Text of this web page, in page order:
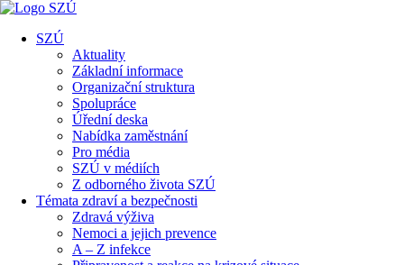
SZÚ
Aktuality
Základní informace
Organizační struktura
Spolupráce
Úřední deska
Nabídka zaměstnání
Pro média
SZÚ v médiích
Z odborného života SZÚ
Témata zdraví a bezpečnosti
Zdravá výživa
Nemoci a jejich prevence
A – Z infekce